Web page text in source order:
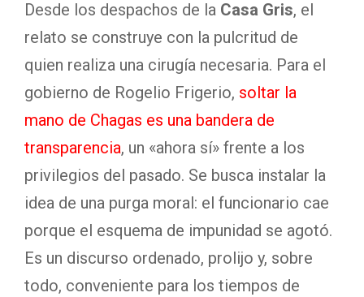
Desde los despachos de la Casa Gris, el
relato se construye con la pulcritud de
quien realiza una cirugía necesaria. Para el
gobierno de Rogelio Frigerio, soltar la
mano de Chagas es una bandera de
transparencia, un «ahora sí» frente a los
privilegios del pasado. Se busca instalar la
idea de una purga moral: el funcionario cae
porque el esquema de impunidad se agotó.
Es un discurso ordenado, prolijo y, sobre
todo, conveniente para los tiempos de